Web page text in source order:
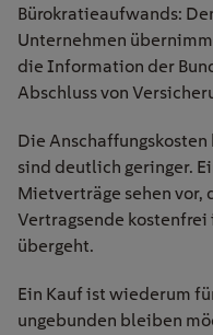
Bürokratieaufwands:
Unternehmen
die Information der
Abschluss von
Die
sind deutlich geringer.
Mietverträge sehen vor,
Vertragsende
übergeht.
Ein Kauf ist wiederum
ungebunden bleiben